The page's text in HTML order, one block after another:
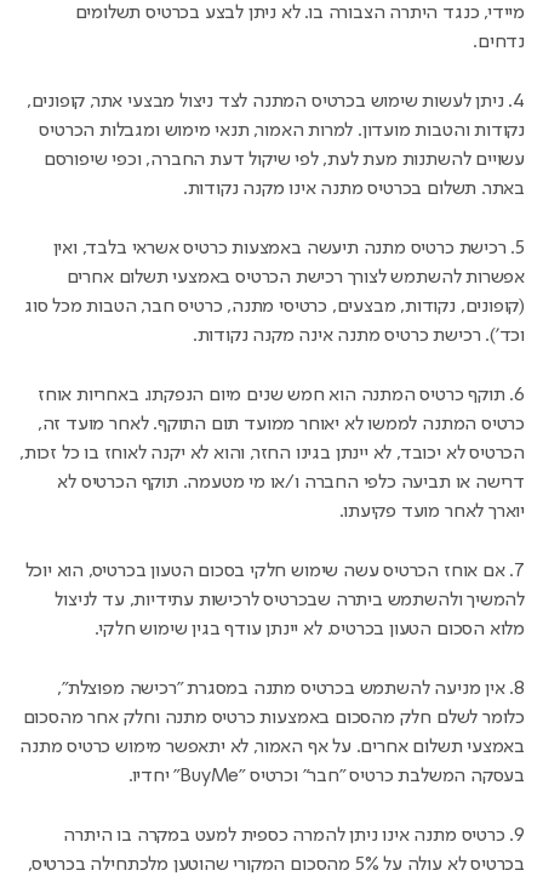
מיידי, כנגד היתרה הצבורה בו. לא ניתן לבצע בכרטיס תשלומים
נדחים.
4. ניתן לעשות שימוש בכרטיס המתנה לצד ניצול מבצעי אתר, קופונים,
נקודות והטבות מועדון. למרות האמור, תנאי מימוש ומגבלות הכרטיס
עשויים להשתנות מעת לעת, לפי שיקול דעת החברה, וכפי שיפורסם
באתר. תשלום בכרטיס מתנה אינו מקנה נקודות.
5. רכישת כרטיס מתנה תיעשה באמצעות כרטיס אשראי בלבד, ואין
אפשרות להשתמש לצורך רכישת הכרטיס באמצעי תשלום אחרים
(קופונים, נקודות, מבצעים, כרטיסי מתנה, כרטיס חבר, הטבות מכל סוג
וכד'). רכישת כרטיס מתנה אינה מקנה נקודות.
6. תוקף כרטיס המתנה הוא חמש שנים מיום הנפקתו. באחריות אוחז
כרטיס המתנה לממשו לא יאוחר ממועד תום התוקף. לאחר מועד זה,
הכרטיס לא יכובד, לא יינתן בגינו החזר, והוא לא יקנה לאוחז בו כל זכות,
דרישה או תביעה כלפי החברה ו/או מי מטעמה. תוקף הכרטיס לא
יוארך לאחר מועד פקיעתו.
7. אם אוחז הכרטיס עשה שימוש חלקי בסכום הטעון בכרטיס, הוא יוכל
להמשיך ולהשתמש ביתרה שבכרטיס לרכישות עתידיות, עד לניצול
מלוא הסכום הטעון בכרטיס. לא יינתן עודף בגין שימוש חלקי.
8. אין מניעה להשתמש בכרטיס מתנה במסגרת "רכישה מפוצלת",
כלומר לשלם חלק מהסכום באמצעות כרטיס מתנה וחלק אחר מהסכום
באמצעי תשלום אחרים. על אף האמור, לא יתאפשר מימוש כרטיס מתנה
בעסקה המשלבת כרטיס "חבר" וכרטיס "BuyMe" יחדיו.
9. כרטיס מתנה אינו ניתן להמרה כספית למעט במקרה בו היתרה
בכרטיס לא עולה על 5% מהסכום המקורי שהוטען מלכתחילה בכרטיס,